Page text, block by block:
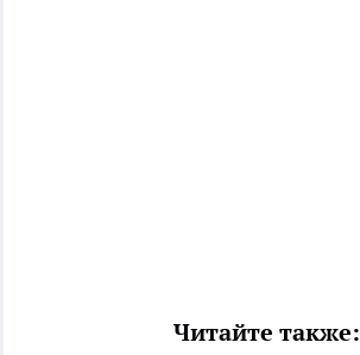
Читайте также: